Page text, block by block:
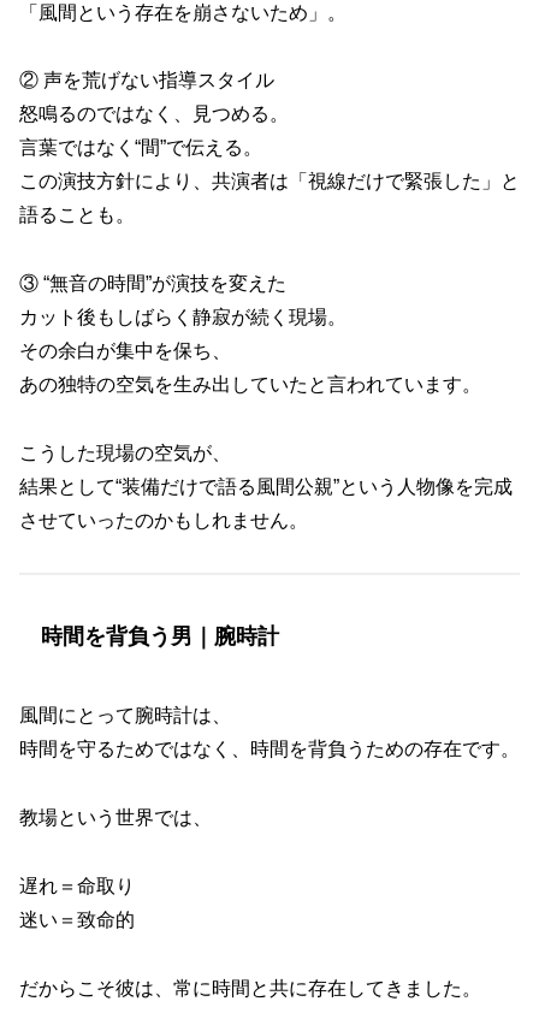
「風間という存在を崩さないため」。
② 声を荒げない指導スタイル
怒鳴るのではなく、見つめる。
言葉ではなく“間”で伝える。
この演技方針により、共演者は「視線だけで緊張した」と
語ることも。
③ “無音の時間”が演技を変えた
カット後もしばらく静寂が続く現場。
その余白が集中を保ち、
あの独特の空気を生み出していたと言われています。
こうした現場の空気が、
結果として“装備だけで語る風間公親”という人物像を完成
させていったのかもしれません。
時間を背負う男｜腕時計
風間にとって腕時計は、
時間を守るためではなく、時間を背負うための存在です。
教場という世界では、
遅れ＝命取り
迷い＝致命的
だからこそ彼は、常に時間と共に存在してきました。